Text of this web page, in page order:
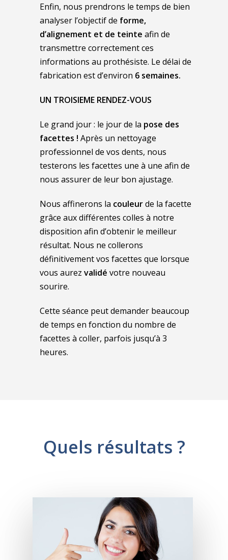
Enfin, nous prendrons le temps de bien
analyser l’objectif de forme,
d’alignement et de teinte afin de
transmettre correctement ces
informations au prothésiste. Le délai de
fabrication est d’environ 6 semaines.
UN TROISIEME RENDEZ-VOUS
Le grand jour : le jour de la pose des
facettes ! Après un nettoyage
professionnel de vos dents, nous
testerons les facettes une à une afin de
nous assurer de leur bon ajustage.
Nous affinerons la couleurde la facette
grâce aux différentes colles à notre
disposition afin d’obtenir le meilleur
résultat. Nous ne collerons
définitivement vos facettes que lorsque
vous aurez validé votre nouveau
sourire.
Cette séance peut demander beaucoup
de temps en fonction du nombre de
facettes à coller, parfois jusqu’à 3
heures.
Quels résultats ?